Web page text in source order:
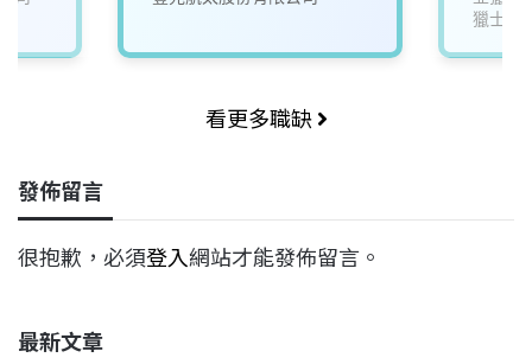
獵士航
看更多職缺
發佈留言
很抱歉，必須登入網站才能發佈留言。
最新文章